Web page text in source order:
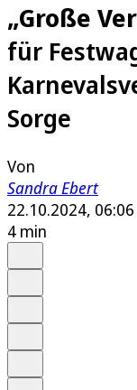
„Große
für
Sorge
Von
Sandra Ebert
22.10.2024,
4 min